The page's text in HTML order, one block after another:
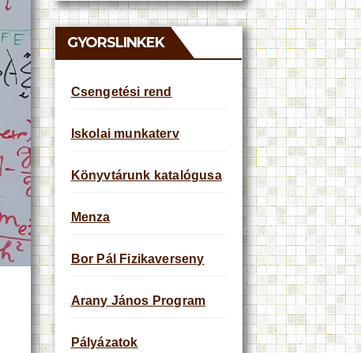
i
c
e
GYORSLINKEK
Csengetési rend
Iskolai munkaterv
Könyvtárunk katalógusa
Menza
Bor Pál Fizikaverseny
Arany János Program
Pályázatok